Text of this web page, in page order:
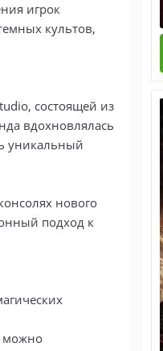
игрок
культов,
состоящей из
вдохновлялась
уникальный
нового
подход к
можно